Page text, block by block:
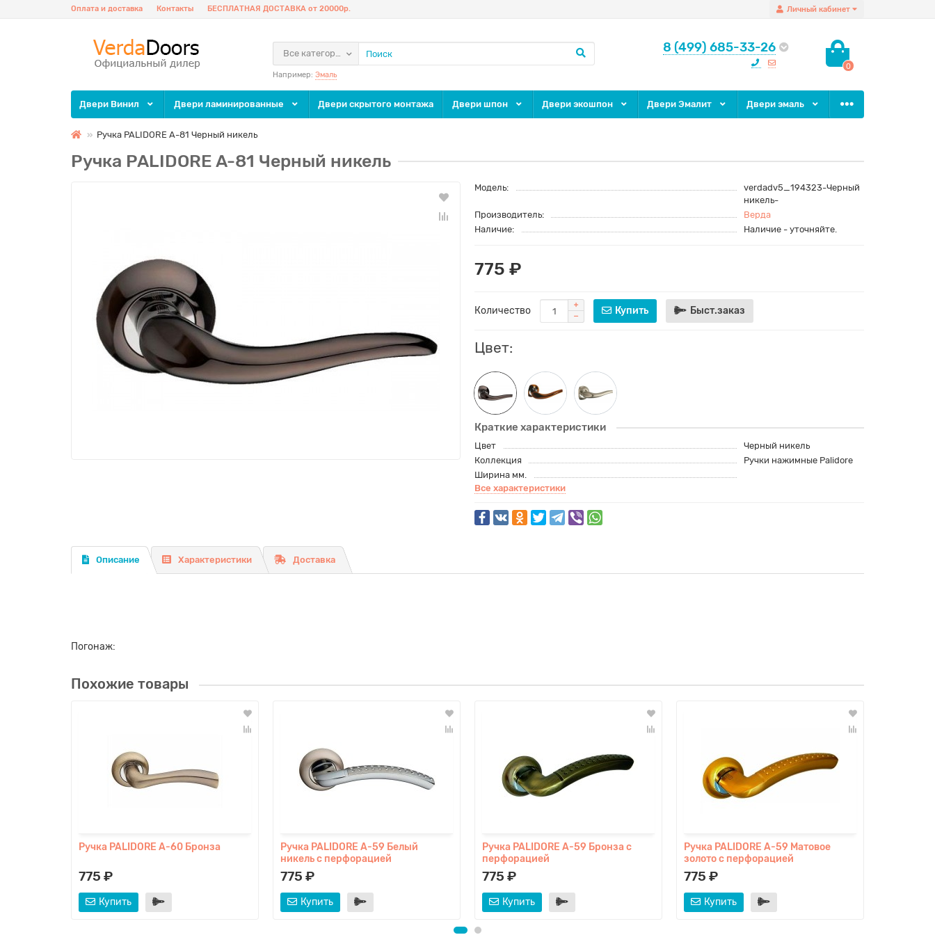
Личный кабинет
Оплата и доставка Контакты БЕСПЛАТНАЯ ДОСТАВКА от 20000р.
8 (499) 685-33-26
0
Все категории
Например: Эмаль
Двери Винил Двери ламинированные Двери скрытого монтажа Двери шпон Двери экошпон Двери Эмалит Двери эмаль
Ручка PALIDORE A-81 Черный никель
Ручка PALIDORE A-81 Черный никель
Модель:
verdadv5_194323-Черный
никель-
Производитель:
Верда
Наличие:
Наличие - уточняйте.
775 ₽
Количество Купить Быст.заказ
Цвет:
Краткие характеристики
Цвет
Черный никель
Коллекция
Ручки нажимные Palidore
Ширина мм.
Все характеристики
Описание Характеристики Доставка
Погонаж:
Похожие товары
Ручка PALIDORE A-60 Бронза
775 ₽
Купить
Ручка PALIDORE A-59 Белый
никель с перфорацией
775 ₽
Купить
Ручка PALIDORE A-59 Бронза с
перфорацией
775 ₽
Купить
Ручка PALIDORE A-59 Матовое
золото с перфорацией
775 ₽
Купить